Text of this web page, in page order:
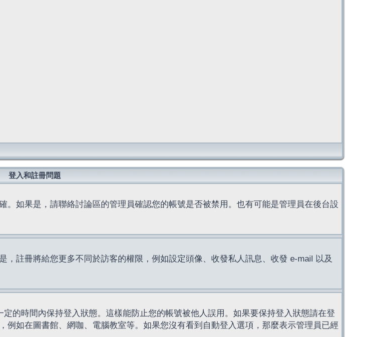
登入和註冊問題
如果是，請聯絡討論區的管理員確認您的帳號是否被禁用。也有可能是管理員在後台設
註冊將給您更多不同於訪客的權限，例如設定頭像、收發私人訊息、收發 e-mail 以及
的時間內保持登入狀態。這樣能防止您的帳號被他人誤用。如果要保持登入狀態請在登
如在圖書館、網咖、電腦教室等。如果您沒有看到自動登入選項，那麼表示管理員已經